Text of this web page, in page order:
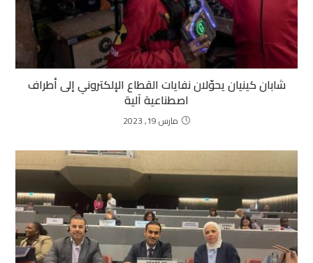
شابان كينيان يحوّلان نفايات القطاع الإلكتروني إلى أطراف
اصطناعية آلية
مارس 19, 2023